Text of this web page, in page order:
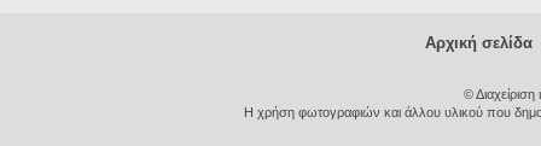
Αρχική σελίδα
©
Η χρήση φωτογραφιών και άλλου υλικού που